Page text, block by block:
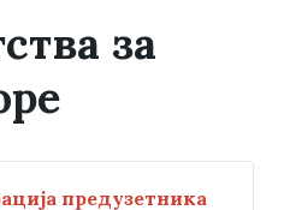
за
предузетника